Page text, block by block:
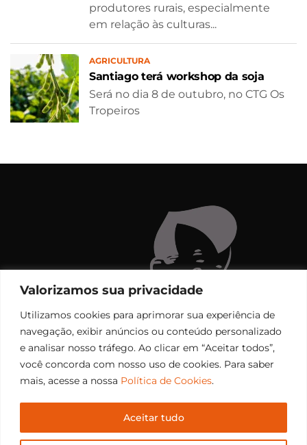
Valorizamos sua privacidade
Utilizamos cookies para aprimorar sua experiência de
navegação, exibir anúncios ou conteúdo personalizado
e analisar nosso tráfego. Ao clicar em “Aceitar todos”,
você concorda com nosso uso de cookies. Para saber
mais, acesse a nossa Política de Cookies.
Aceitar tudo
produtores rurais, especialmente
em relação às culturas...
AGRICULTURA
Santiago terá workshop da soja
Será no dia 8 de outubro, no CTG Os
Tropeiros